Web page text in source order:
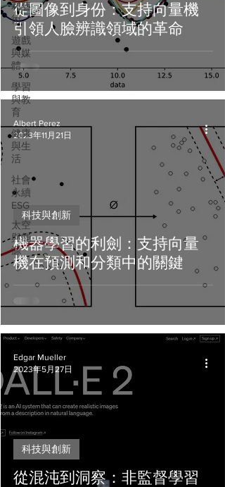
和藝
術
遊戲
與媒
體
學習
與教
育
健康
與生
活
社會
永續
ESG
太空
與能
源
從圖像到身份：支持向量機
引領人臉辨識領域的革命
機器學習的利劍：支持向量
機在預測和分類中的關鍵
科技與創新
Albert Perez
2023年11月21日
從混沌到洞察：非監督學習
科技與創新
Edgar Mueller
2023年5月27日